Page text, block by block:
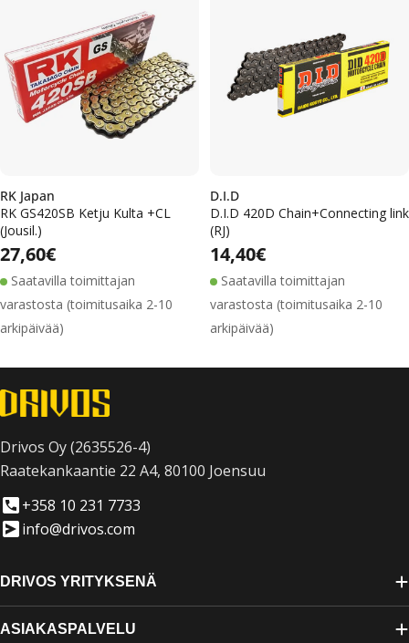
RK Japan
RK GS420SB Ketju Kulta +CL
(Jousil.)
Normaalihinta
27,60€
Saatavilla toimittajan
varastosta (toimitusaika 2-10
arkipäivää)
D.I.D
D.I.D 420D Chain+Connecting link
(RJ)
Normaalihinta
14,40€
Saatavilla toimittajan
varastosta (toimitusaika 2-10
arkipäivää)
Drivos Oy (2635526-4)
Raatekankaantie 22 A4, 80100 Joensuu
+358 10 231 7733
info@drivos.com
DRIVOS YRITYKSENÄ
ASIAKASPALVELU